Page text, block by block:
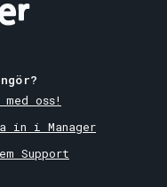
oss!
in i Manager
Support